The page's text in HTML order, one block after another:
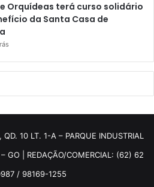
Orquídeas terá curso solidário
da Santa Casa de
10 LT. 1-A – PARQUE INDUSTRIAL
GO | REDAÇÃO/COMERCIAL: (62) 62
/ 98169-1255